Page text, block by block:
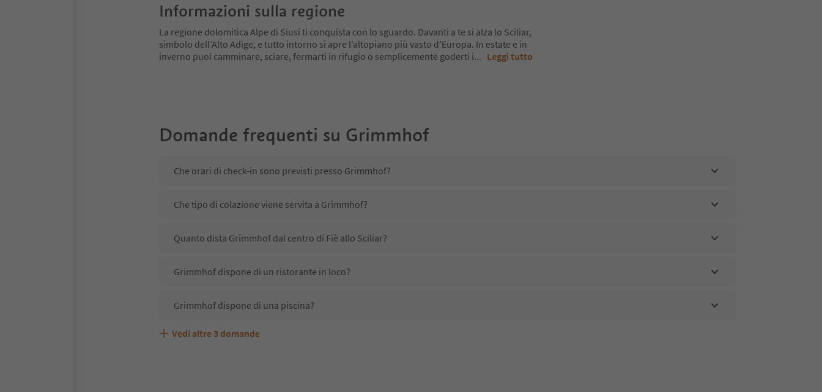
Informazioni sulla regione
La regione dolomitica Alpe di Siusi ti conquista con lo sguardo. Davanti a te si alza lo Sciliar,
simbolo dell’Alto Adige, e tutto intorno si apre l’altopiano più vasto d’Europa. In estate e in
inverno puoi camminare, sciare, fermarti in rifugio o semplicemente goderti i... Leggi tutto
Domande frequenti su Grimmhof
Che orari di check-in sono previsti presso Grimmhof?
Che tipo di colazione viene servita a Grimmhof?
Quanto dista Grimmhof dal centro di Fiè allo Sciliar?
Grimmhof dispone di un ristorante in loco?
Grimmhof dispone di una piscina?
Grimmhof accetta animali domestici?
Quali servizi/attività sono disponibili presso Grimmhof?
Gli ospiti di Grimmhof ricevono l'Alto Adige Guest Pass?
Vedi altre 3 domande